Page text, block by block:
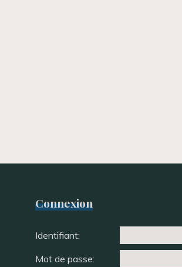
Connexion
Identifiant:
Mot de passe: